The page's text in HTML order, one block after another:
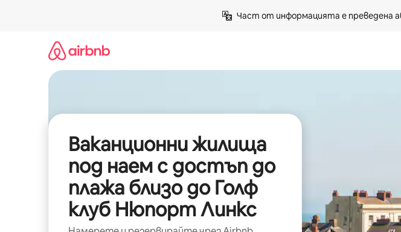
Част от информацията е преведена
Ваканционни жилища
под наем с достъп до
плажа близо до Голф
клуб Нюпорт Линкс